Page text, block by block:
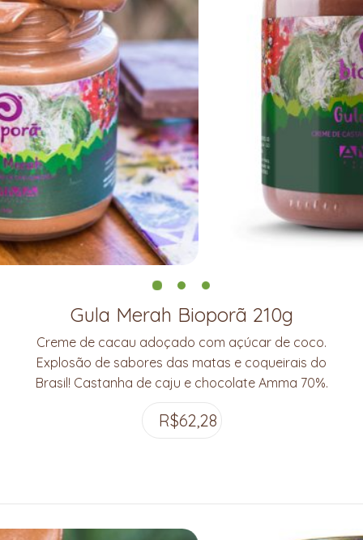
Gula Merah Bioporã 210g
Creme de cacau adoçado com açúcar de coco.
Explosão de sabores das matas e coqueirais do
Brasil! Castanha de caju e chocolate Amma 70%.
R$62,28